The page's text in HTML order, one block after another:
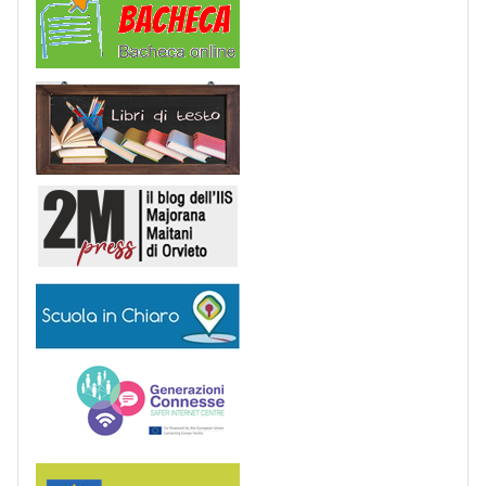
Libri di Testo
Scuola in chiaro
Erasmus+